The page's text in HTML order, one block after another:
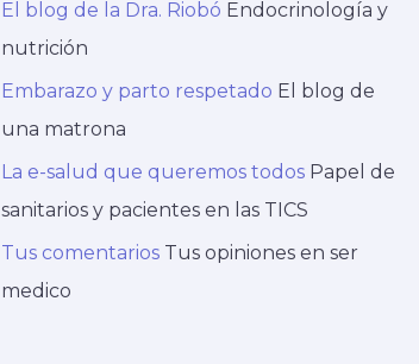
El blog de la Dra. Riobó Endocrinología y
nutrición
Embarazo y parto respetado El blog de
una matrona
La e-salud que queremos todosPapel de
sanitarios y pacientes en las TICS
Tus comentariosTus opiniones en ser
medico